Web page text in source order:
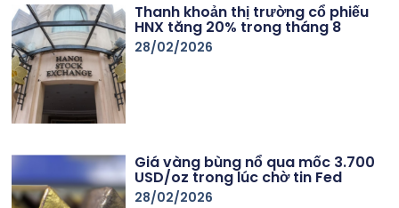
Thanh khoản thị trường cổ phiếu
HNX tăng 20% trong tháng 8
28/02/2026
Giá vàng bùng nổ qua mốc 3.700
USD/oz trong lúc chờ tin Fed
28/02/2026